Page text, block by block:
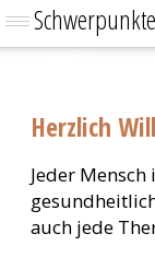
Schwerpunkte
Herzlich
Jeder
auch jede